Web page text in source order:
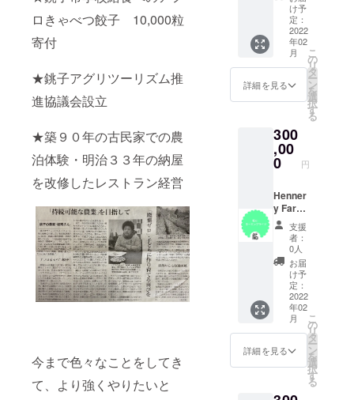
ロきゃべつ餃子 10,000粒
寄付
★銚子アグリツーリズム推
進協議会設立
★築９０年の古民家での農
泊体験・明治３３年の納屋
を改修したレストラン経営
今まで色々なことをしてき
て、より強くやりたいと
月お届
け致し
ます。
美味し
い食べ
方もご
提案さ
せて頂
きま
１回約
3,000円
程度の
品とレ
お届け
致しま
す！
地を貸
切、イ
ベント
PARTY
を 開
催して
いただ
けま
泊込
（最大
16名）
お料理
料金
利用時
間：12
時〜翌
日10時
宿泊規
約への
同意を
お願い
してい
ます。
住
所：千
葉県銚
子市猿
け予
定：
2022
年02
月
詳細を見る
こ
の
リ
タ
ー
ン
を
選
択
す
る
300
,00
0 円
Henner
y Farm
の畑に
１年間
好きな
名前を
つけら
れま
す！
年間
1,000名
以上の
訪問者
への
PR、銚
支援
者：
0人
お届
け予
定：
2022
年02
月
詳細を見る
こ
の
リ
タ
ー
ン
を
選
択
す
る